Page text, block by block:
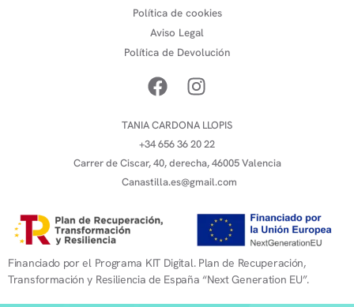
Política de cookies
Aviso Legal
Política de Devolución
TANIA CARDONA LLOPIS
+34 656 36 20 22
Carrer de Ciscar, 40, derecha, 46005 Valencia
Canastilla.es@gmail.com
Financiado por el Programa KIT Digital. Plan de Recuperación,
Transformación y Resiliencia de España “Next Generation EU”.